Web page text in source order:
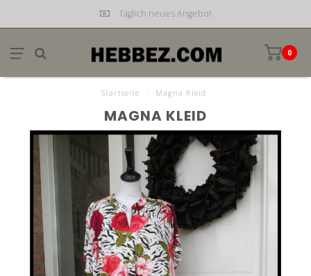
Täglich neues Angebot
0
Startseite Magna Kleid
MAGNA KLEID